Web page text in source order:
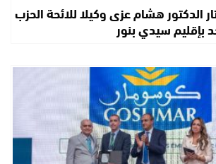
الدكتور هشام عزى وكيلا للائحة الحزب
بإقليم سيدي بنور